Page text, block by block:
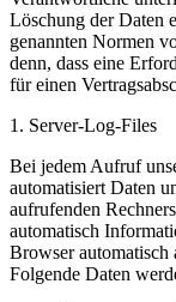
Löschung der Daten
genannten Normen
denn, dass eine
für einen
1. Server-Log-Files
Bei jedem Aufruf
automatisiert Daten
aufrufenden
automatisch
Browser automatisch
Folgende Daten